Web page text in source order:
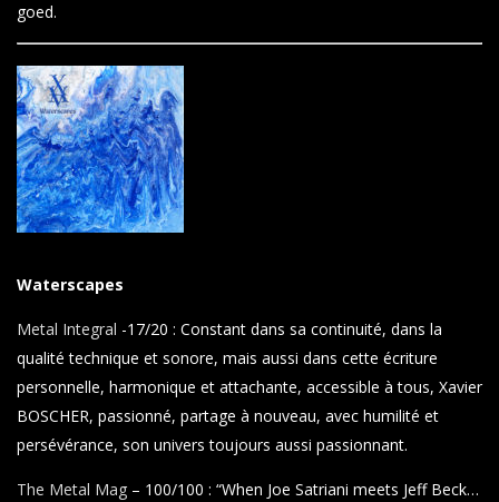
goed.
Waterscapes
Metal Integral -17/20 : Constant dans sa continuité, dans la
qualité technique et sonore, mais aussi dans cette écriture
personnelle, harmonique et attachante, accessible à tous, Xavier
BOSCHER, passionné, partage à nouveau, avec humilité et
persévérance, son univers toujours aussi passionnant.
The Metal Mag – 100/100 : “When Joe Satriani meets Jeff Beck…